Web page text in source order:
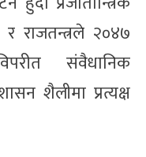
राजतन्त्रले २०४७
संवैधानिक
शैलीमा प्रत्यक्ष